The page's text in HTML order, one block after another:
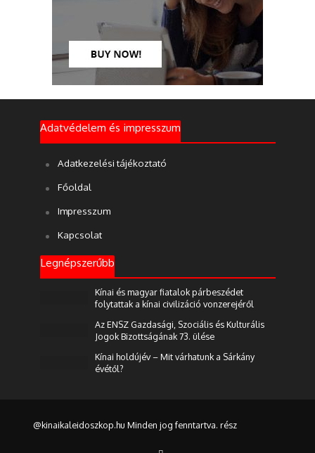
Adatvédelem és impresszum
Adatkezelési tájékoztató
Főoldal
Impresszum
Kapcsolat
Legnépszerűbb
Kínai és magyar fiatalok párbeszédet
folytattak a kínai civilizáció vonzerejéről
Az ENSZ Gazdasági, Szociális és Kulturális
Jogok Bizottságának 73. ülése
Kínai holdújév – Mit várhatunk a Sárkány
évétől?
@kinaikaleidoszkop.hu Minden jog fenntartva. rész